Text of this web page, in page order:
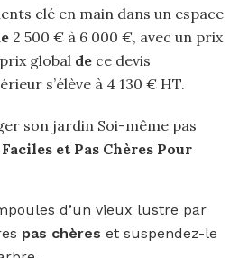
clé en main dans un espace
2 500 € à 6 000 €, avec un prix
global de ce devis
s’élève à 4 130 € HT.
son jardin Soi-même pas
et Pas Chères Pour
d’un vieux lustre par
pas chèreset suspendez-le